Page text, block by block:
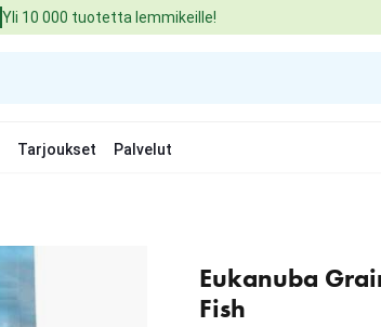
Yli 10 000 tuotetta lemmikeille!
Tarjoukset Palvelut
Eukanuba
Fish